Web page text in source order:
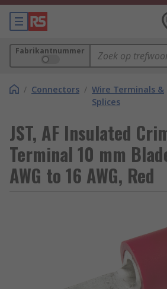
Fabrikantnummer
/ Connectors / Wire Terminals &
Splices
JST, AF Insulated
Terminal 10 mm
AWG to 16 AWG, Red